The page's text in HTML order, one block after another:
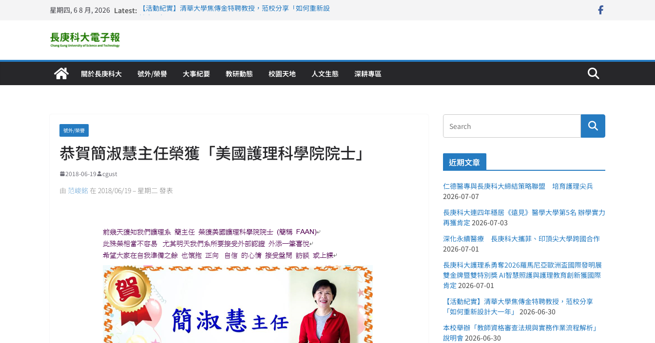
星期四, 6 8 月, 2026 Latest:
【活動紀實】清華大學焦傳金特聘教授，蒞校分享「如何重新設
長庚科大護理系勇奪2026羅馬尼亞歐洲盃國際發明展雙金牌暨雙
特別獎 AI智慧照護與護理教育創新獲國際肯定
關於長庚科大 號外/榮譽 大事紀要 教研動態 校園天地 人文生態 深耕專區
號外/榮譽
恭賀簡淑慧主任榮獲「美國護理科學院院士」
2018-06-19 cgust
由 范峻銘 在 2018/06/19 – 星期二 發表
近期文章
仁德醫專與長庚科大締結策略聯盟 培育護理尖兵
2026-07-07
長庚科大連四年穩居《遠見》醫學大學第5名 辦學實力
再獲肯定 2026-07-03
深化永續醫療 長庚科大攜菲、印頂尖大學跨國合作
2026-07-01
長庚科大護理系勇奪2026羅馬尼亞歐洲盃國際發明展
雙金牌暨雙特別獎 AI智慧照護與護理教育創新獲國際
肯定 2026-07-01
【活動紀實】清華大學焦傳金特聘教授，蒞校分享
「如何重新設計大一年」 2026-06-30
本校舉辦「教師資格審查法規與實務作業流程解析」
說明會2026-06-30